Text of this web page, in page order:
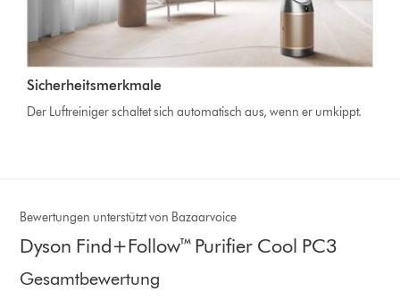
Sicherheitsmerkmale
Der Luftreiniger schaltet sich automatisch aus, wenn er umkippt.
Bewertungen unterstützt von Bazaarvoice
Dyson Find+Follow™ Purifier Cool PC3
Gesamtbewertung